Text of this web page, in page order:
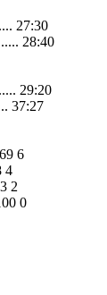
27:30
28:40
29:20
37:27
6
4
2
0